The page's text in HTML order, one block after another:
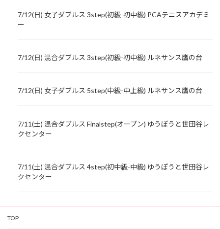
7/12(日) 女子ダブルス 3step(初級-初中級) PCAテニスアカデミ
ー
7/12(日) 混合ダブルス 3step(初級-初中級) ルネサンス鷹の台
7/12(日) 女子ダブルス 5step(中級-中上級) ルネサンス鷹の台
7/11(土) 混合ダブルス Finalstep(オープン) ゆうぽうと世田谷レ
クセンター
7/11(土) 混合ダブルス 4step(初中級-中級) ゆうぽうと世田谷レ
クセンター
TOP